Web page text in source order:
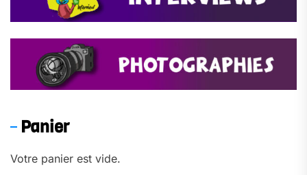
Panier
Votre panier est vide.